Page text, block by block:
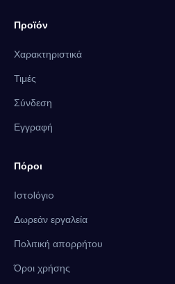
Προϊόν
Χαρακτηριστικά
Τιμές
Σύνδεση
Εγγραφή
Πόροι
Ιστolόγιo
Δωρεάν εργαλεία
Πολιτική απορρήτου
Όροι χρήσης